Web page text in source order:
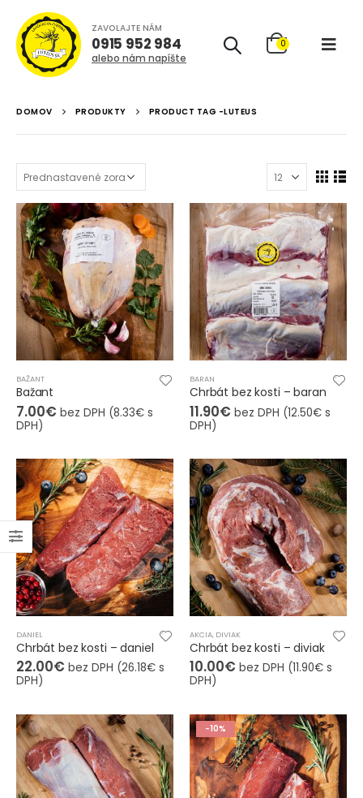
ZAVOLAJTE NÁM
0915 952 984
alebo nám napíšte
0
DOMOV PRODUKTY PRODUCT TAG -LUTEUS
BAŽANT
Bažant
7.00€ bez DPH (8.33€ s
DPH)
BARAN
Chrbát bez kosti – baran
11.90€ bez DPH (12.50€ s
DPH)
DANIEL
Chrbát bez kosti – daniel
22.00€ bez DPH (26.18€ s
DPH)
AKCIA, DIVIAK
Chrbát bez kosti – diviak
10.00€ bez DPH (11.90€ s
DPH)
-10%